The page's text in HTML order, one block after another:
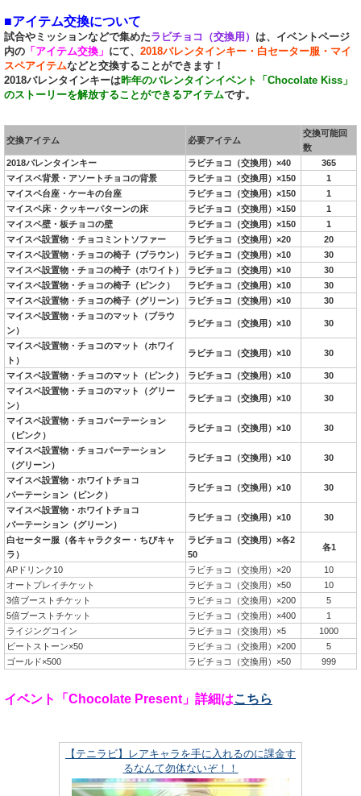
■アイテム交換について
試合やミッションなどで集めたラビチョコ（交換用） は、イベントページ
内の 「アイテム交換」 にて、 2018バレンタインキー・白セーター服・マイ
スペアイテムなどと交換することができます！
2018バレンタインキーは昨年のバレンタインイベント「Chocolate Kiss」
のストーリーを解放することができるアイテムです。
交換アイテム 必要アイテム
交換可能回
数
2018バレンタインキー
ラビチョコ（交換用）×40
365
マイスペ背景・アソートチョコの背景
ラビチョコ（交換用）×150
1
マイスペ台座・ケーキの台座
ラビチョコ（交換用）×150
1
マイスペ床・クッキーパターンの床
ラビチョコ（交換用）×150
1
マイスペ壁・板チョコの壁
ラビチョコ（交換用）×150
1
マイスペ設置物・チョコミントソファー
ラビチョコ（交換用）×20
20
マイスペ設置物・チョコの椅子（ブラウン）
ラビチョコ（交換用）×10
30
マイスペ設置物・チョコの椅子（ホワイト）
ラビチョコ（交換用）×10
30
マイスペ設置物・チョコの椅子（ピンク）
ラビチョコ（交換用）×10
30
マイスペ設置物・チョコの椅子（グリーン）
ラビチョコ（交換用）×10
30
マイスペ設置物・チョコのマット（ブラウ
ン）
ラビチョコ（交換用）×10 30
マイスペ設置物・チョコのマット（ホワイ
ト）
ラビチョコ（交換用）×10 30
マイスペ設置物・チョコのマット（ピンク） ラビチョコ（交換用）×10
30
マイスペ設置物・チョコのマット（グリー
ン）
ラビチョコ（交換用）×10 30
マイスペ設置物・チョコパーテーション
（ピンク）
ラビチョコ（交換用）×10 30
マイスペ設置物・チョコパーテーション
（グリーン）
ラビチョコ（交換用）×10 30
マイスペ設置物・ホワイトチョコ
パーテーション（ピンク）
ラビチョコ（交換用）×10 30
マイスペ設置物・ホワイトチョコ
パーテーション（グリーン）
ラビチョコ（交換用）×10 30
白セーター服（各キャラクター・ちびキャ
ラ）
ラビチョコ（交換用）×各2
50
各1
APドリンク10 ラビチョコ（交換用）×20
10
オートプレイチケット
ラビチョコ（交換用）×50
10
3倍ブーストチケット
ラビチョコ（交換用）×200
5
5倍ブーストチケット
ラビチョコ（交換用）×400
1
ライジングコイン
ラビチョコ（交換用）×5
1000
ビートストーン×50
ラビチョコ（交換用）×200
5
ゴールド×500
ラビチョコ（交換用）×50 999
イベント「Chocolate Present」詳細はこちら
【テニラビ】レアキャラを手に入れるのに課金す
るなんて勿体ないぞ！！